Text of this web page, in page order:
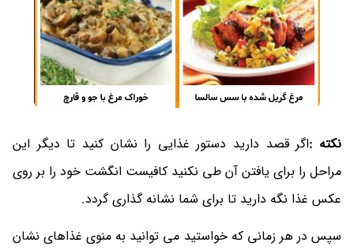
نکته :اگر قصد دارید دستور غذایی را نشان کنید تا دیگر این
مراحل را برای یافتن آن طی نکنید کافیست انگشت خود را بر روی
عکس غذا نگه دارید تا برای شما نشانه گذاری گردد.
سپس در هر زمانی که خواستید می توانید به منوی غذاهای نشان